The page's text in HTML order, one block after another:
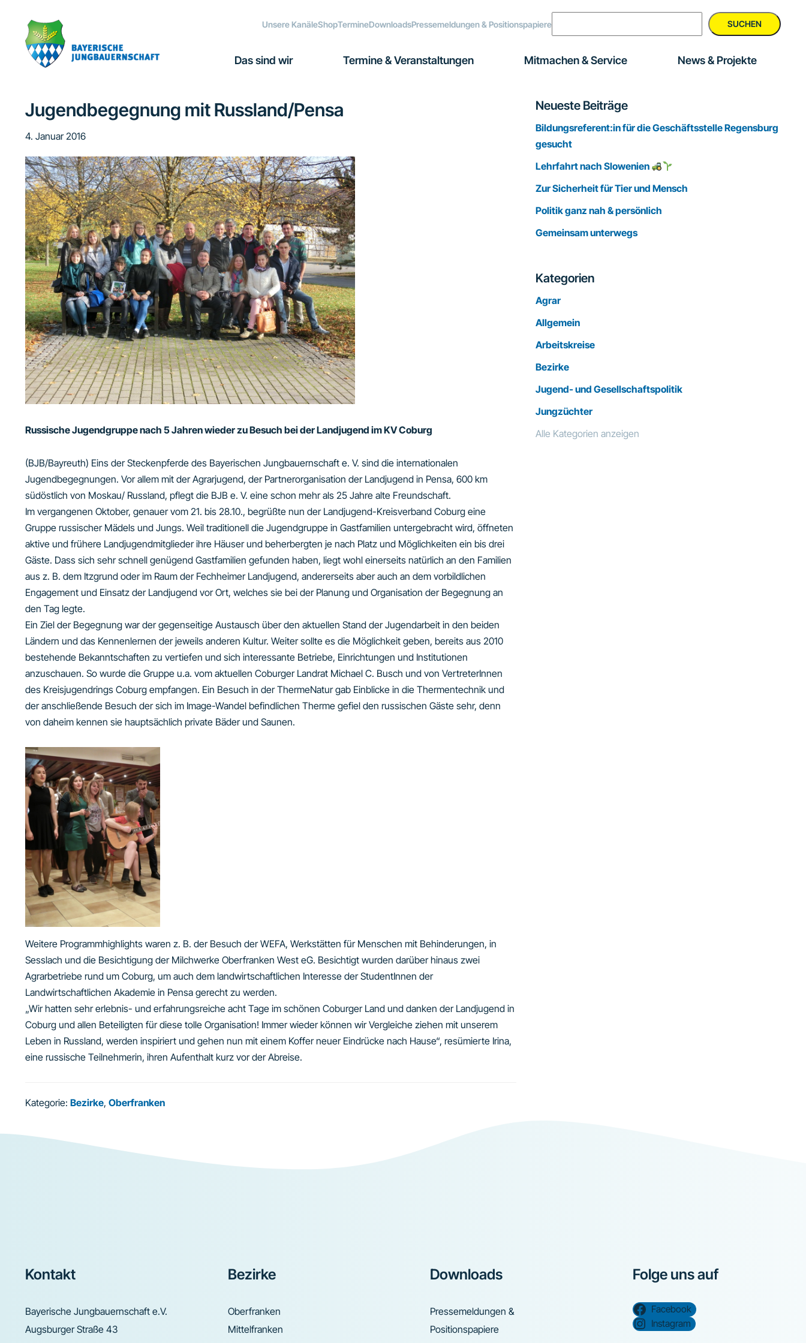
Hauptnavigation
springen
springen
Seitenspalte
springen
Fußzeile
springen
Unsere KanäleShopTermineDownloadsPressemeldungen & Positionspapiere SUCHEN
Das sind wir Termine & Veranstaltungen Mitmachen & Service News & Projekte
Jugendbegegnung mit Russland/Pensa
4. Januar 2016
Russische Jugendgruppe nach 5 Jahren wieder zu Besuch bei der Landjugend im KV Coburg
(BJB/Bayreuth) Eins der Steckenpferde des Bayerischen Jungbauernschaft e. V. sind die internationalen
Jugendbegegnungen. Vor allem mit der Agrarjugend, der Partnerorganisation der Landjugend in Pensa, 600 km
südöstlich von Moskau/ Russland, pflegt die BJB e. V. eine schon mehr als 25 Jahre alte Freundschaft.
Im vergangenen Oktober, genauer vom 21. bis 28.10., begrüßte nun der Landjugend-Kreisverband Coburg eine
Gruppe russischer Mädels und Jungs. Weil traditionell die Jugendgruppe in Gastfamilien untergebracht wird, öffneten
aktive und frühere Landjugendmitglieder ihre Häuser und beherbergten je nach Platz und Möglichkeiten ein bis drei
Gäste. Dass sich sehr schnell genügend Gastfamilien gefunden haben, liegt wohl einerseits natürlich an den Familien
aus z. B. dem Itzgrund oder im Raum der Fechheimer Landjugend, andererseits aber auch an dem vorbildlichen
Engagement und Einsatz der Landjugend vor Ort, welches sie bei der Planung und Organisation der Begegnung an
den Tag legte.
Ein Ziel der Begegnung war der gegenseitige Austausch über den aktuellen Stand der Jugendarbeit in den beiden
Ländern und das Kennenlernen der jeweils anderen Kultur. Weiter sollte es die Möglichkeit geben, bereits aus 2010
bestehende Bekanntschaften zu vertiefen und sich interessante Betriebe, Einrichtungen und Institutionen
anzuschauen. So wurde die Gruppe u.a. vom aktuellen Coburger Landrat Michael C. Busch und von VertreterInnen
des Kreisjugendrings Coburg empfangen. Ein Besuch in der ThermeNatur gab Einblicke in die Thermentechnik und
der anschließende Besuch der sich im Image-Wandel befindlichen Therme gefiel den russischen Gäste sehr, denn
von daheim kennen sie hauptsächlich private Bäder und Saunen.
Weitere Programmhighlights waren z. B. der Besuch der WEFA, Werkstätten für Menschen mit Behinderungen, in
Sesslach und die Besichtigung der Milchwerke Oberfranken West eG. Besichtigt wurden darüber hinaus zwei
Agrarbetriebe rund um Coburg, um auch dem landwirtschaftlichen Interesse der StudentInnen der
Landwirtschaftlichen Akademie in Pensa gerecht zu werden.
„Wir hatten sehr erlebnis- und erfahrungsreiche acht Tage im schönen Coburger Land und danken der Landjugend in
Coburg und allen Beteiligten für diese tolle Organisation! Immer wieder können wir Vergleiche ziehen mit unserem
Leben in Russland, werden inspiriert und gehen nun mit einem Koffer neuer Eindrücke nach Hause“, resümierte Irina,
eine russische Teilnehmerin, ihren Aufenthalt kurz vor der Abreise.
Kategorie: Bezirke, Oberfranken
Seitenspalte
Neueste Beiträge
Bildungsreferent:in für die Geschäftsstelle Regensburg
gesucht
Lehrfahrt nach Slowenien
Zur Sicherheit für Tier und Mensch
Politik ganz nah & persönlich
Gemeinsam unterwegs
Kategorien
Agrar
Allgemein
Arbeitskreise
Bezirke
Jugend- und Gesellschaftspolitik
Jungzüchter
Alle Kategorien anzeigen
Footer
Kontakt
Bayerische Jungbauernschaft e.V.
Augsburger Straße 43
Bezirke
Oberfranken
Mittelfranken
Downloads
Pressemeldungen &
Positionspapiere
Folge uns auf
Facebook
Instagram